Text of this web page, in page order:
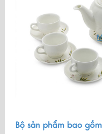
Bộ sản phẩm bao